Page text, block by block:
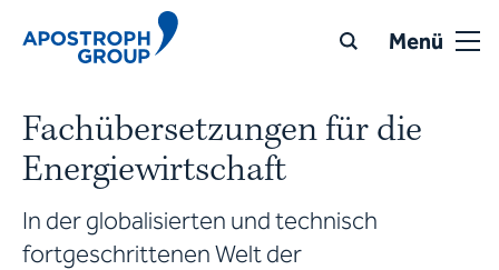
Menü
Fachübersetzungen für die
Energiewirtschaft
In der globalisierten und technisch
fortgeschrittenen Welt der